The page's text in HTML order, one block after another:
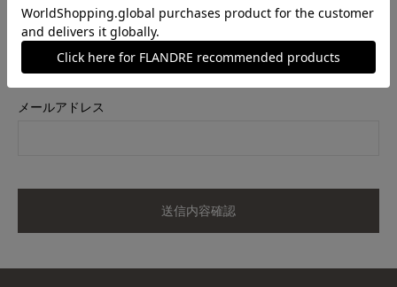
ブラック
サイズ
11
メールアドレス
送信内容確認